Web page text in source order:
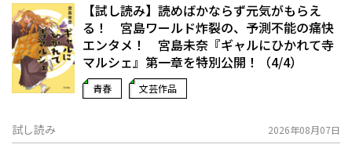
【試し読み】読めばかならず元気がもらえ
る！ 宮島ワールド炸裂の、予測不能の痛快
エンタメ！ 宮島未奈『ギャルにひかれて寺
マルシェ』第一章を特別公開！（4/4）
青春 文芸作品
試し読み 2026年08月07日